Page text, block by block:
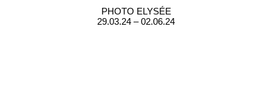
PHOTO ELYSÉE
29.03.24 – 02.06.24